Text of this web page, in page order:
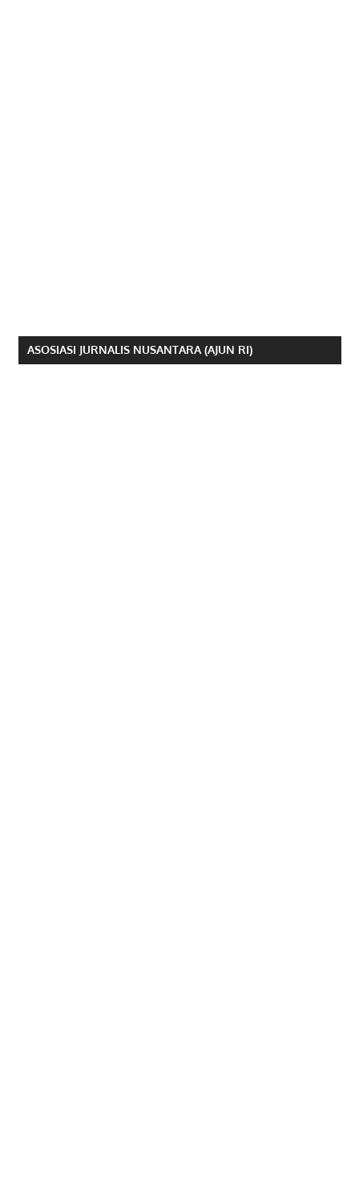
ASOSIASI JURNALIS NUSANTARA (AJUN RI)